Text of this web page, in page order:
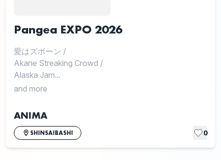
Pangea EXPO 2026
愛はズボーン /
Akane Streaking Crowd /
Alaska Jam...
and more
ANIMA
SHINSAIBASHI 0